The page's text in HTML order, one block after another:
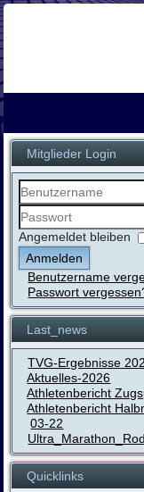
Mitglieder Login
Benutzername
Passwort
Angemeldet bleiben
Anmelden
Benutzername
Passwort
Last_news
TVG-Ergebnisse
Aktuelles-2026
Athletenbericht
Athletenbericht
03-22
Quicklinks